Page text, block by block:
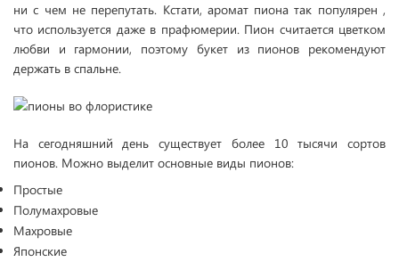
ни с чем не перепутать. Кстати, аромат пиона так популярен ,
что используется даже в прафюмерии. Пион считается цветком
любви и гармонии, поэтому букет из пионов рекомендуют
держать в спальне.
На сегодняшний день существует более 10 тысячи сортов
пионов. Можно выделит основные виды пионов:
Простые
Полумахровые
Махровые
Японские